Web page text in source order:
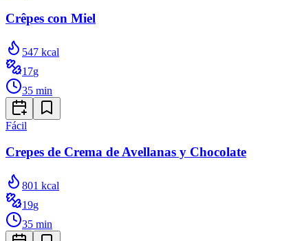
Crêpes con Miel
547 kcal
17g
35 min
Fácil
Crepes de Crema de Avellanas y Chocolate
801 kcal
19g
35 min